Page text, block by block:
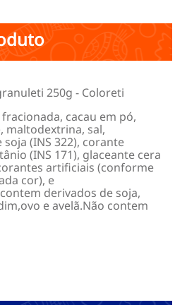
250g - Coloreti
cacau em pó,
maltodextrina, sal,
(INS 322), corante
(INS 171), glaceante cera
artificiais (conforme
cor), e
derivados de soja,
e avelã.Não contem